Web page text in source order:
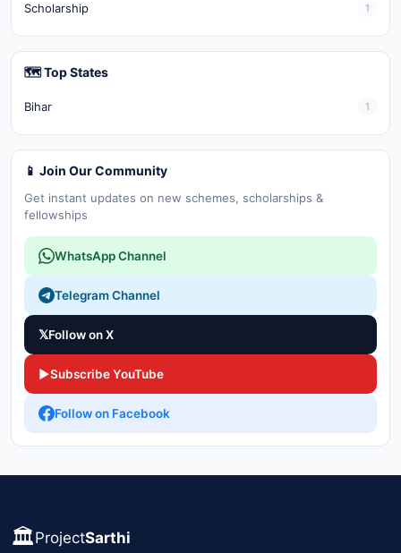
Scholarship 1
🗺️ Top States
Bihar 1
📱 Join Our Community
Get instant updates on new schemes, scholarships &
fellowships
WhatsApp Channel
Telegram Channel
𝕏Follow on X
▶Subscribe YouTube
Follow on Facebook
🏛️ProjectSarthi